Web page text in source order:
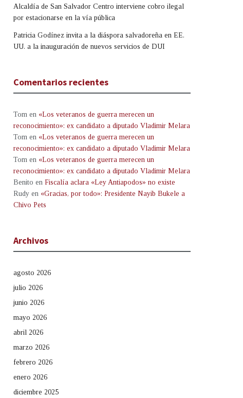
Alcaldía de San Salvador Centro interviene cobro ilegal
por estacionarse en la vía pública
Patricia Godínez invita a la diáspora salvadoreña en EE.
UU. a la inauguración de nuevos servicios de DUI
Comentarios recientes
Tom en «Los veteranos de guerra merecen un
reconocimiento»: ex candidato a diputado Vladimir Melara
Tom en «Los veteranos de guerra merecen un
reconocimiento»: ex candidato a diputado Vladimir Melara
Tom en «Los veteranos de guerra merecen un
reconocimiento»: ex candidato a diputado Vladimir Melara
Benito en Fiscalía aclara «Ley Antiapodos» no existe
Rudy en «Gracias, por todo»: Presidente Nayib Bukele a
Chivo Pets
Archivos
agosto 2026
julio 2026
junio 2026
mayo 2026
abril 2026
marzo 2026
febrero 2026
enero 2026
diciembre 2025